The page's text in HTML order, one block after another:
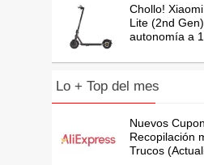
Chollo!
Lite (2nd
autonomía a
Lo + Top del mes
Nuevos
Recopilación
Trucos